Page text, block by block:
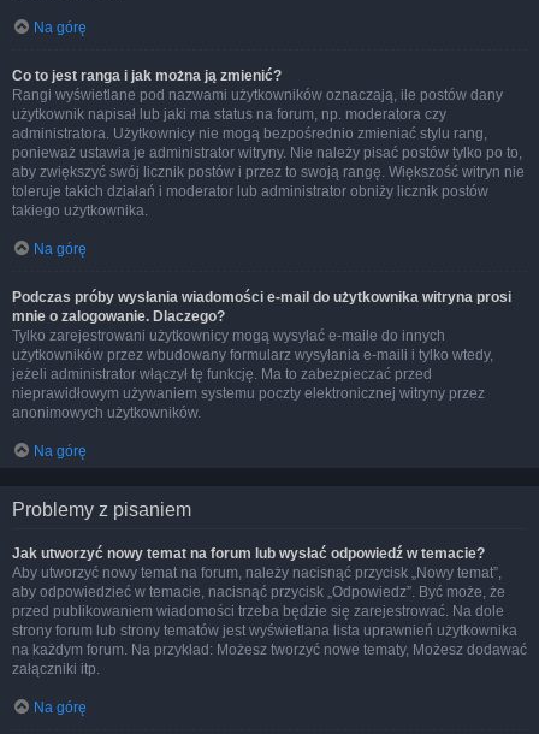
Na górę
Co to jest ranga i jak można ją zmienić?
Rangi wyświetlane pod nazwami użytkowników oznaczają, ile postów dany
użytkownik napisał lub jaki ma status na forum, np. moderatora czy
administratora. Użytkownicy nie mogą bezpośrednio zmieniać stylu rang,
ponieważ ustawia je administrator witryny. Nie należy pisać postów tylko po to,
aby zwiększyć swój licznik postów i przez to swoją rangę. Większość witryn nie
toleruje takich działań i moderator lub administrator obniży licznik postów
takiego użytkownika.
Na górę
Podczas próby wysłania wiadomości e-mail do użytkownika witryna prosi
mnie o zalogowanie. Dlaczego?
Tylko zarejestrowani użytkownicy mogą wysyłać e-maile do innych
użytkowników przez wbudowany formularz wysyłania e-maili i tylko wtedy,
jeżeli administrator włączył tę funkcję. Ma to zabezpieczać przed
nieprawidłowym używaniem systemu poczty elektronicznej witryny przez
anonimowych użytkowników.
Na górę
Problemy z pisaniem
Jak utworzyć nowy temat na forum lub wysłać odpowiedź w temacie?
Aby utworzyć nowy temat na forum, należy nacisnąć przycisk „Nowy temat”,
aby odpowiedzieć w temacie, nacisnąć przycisk „Odpowiedz”. Być może, że
przed publikowaniem wiadomości trzeba będzie się zarejestrować. Na dole
strony forum lub strony tematów jest wyświetlana lista uprawnień użytkownika
na każdym forum. Na przykład: Możesz tworzyć nowe tematy, Możesz dodawać
załączniki itp.
Na górę